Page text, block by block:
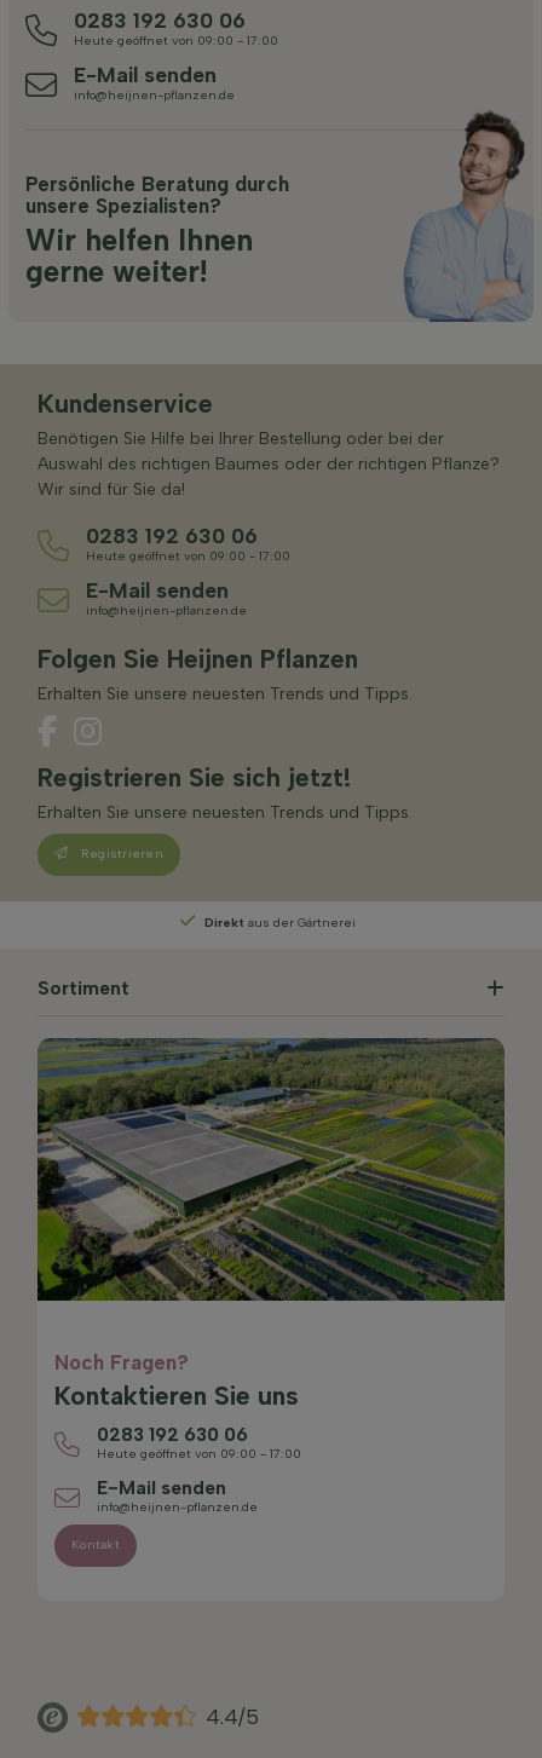
0283 192 630 06
Heute geöffnet von 09:00 - 17:00
E-Mail senden
info@heijnen-pflanzen.de
Persönliche Beratung durch
unsere Spezialisten?
Wir helfen Ihnen
gerne weiter!
Kundenservice
Benötigen Sie Hilfe bei Ihrer Bestellung oder bei der
Auswahl des richtigen Baumes oder der richtigen Pflanze?
Wir sind für Sie da!
0283 192 630 06
Heute geöffnet von 09:00 - 17:00
E-Mail senden
info@heijnen-pflanzen.de
Folgen Sie Heijnen Pflanzen
Erhalten Sie unsere neuesten Trends und Tipps.
Registrieren Sie sich jetzt!
Erhalten Sie unsere neuesten Trends und Tipps.
Registrieren
Persönliche Beratung
Sortiment
Noch Fragen?
Kontaktieren Sie uns
0283 192 630 06
Heute geöffnet von 09:00 - 17:00
E-Mail senden
info@heijnen-pflanzen.de
Kontakt
4.4/5